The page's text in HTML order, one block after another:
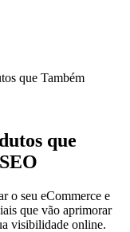
que Também
que
o seu eCommerce e
que vão aprimorar
visibilidade online.